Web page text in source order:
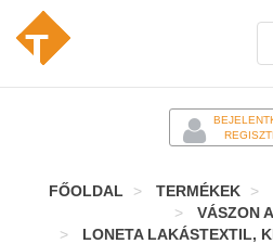
FŐOLDAL TERMÉKEK
VÁSZON
LONETA LAKÁSTEXTIL,